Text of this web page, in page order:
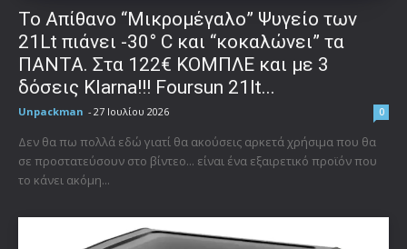
Το Απίθανο “Μικρομέγαλο” Ψυγείο των
21Lt πιάνει -30° C και “κοκαλώνει” τα
ΠΑΝΤΑ. Στα 122€ ΚΟΜΠΛΕ και με 3
δόσεις Klarna!!! Foursun 21lt...
Unpackman - 27 Ιουλίου 2026 0
Δεν θα πω πολλά εδώ γιατί θα ακούσεις αρκετά χρήσιμα που θα
σε προστατεύσουν στο βίντεο... είναι ένα εξαιρετικό προϊόν που
το κάνει ακόμη...